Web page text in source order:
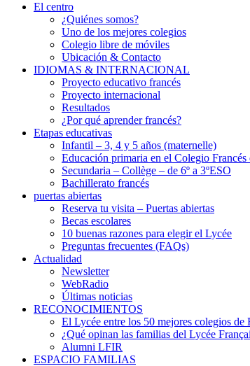
El centro
¿Quiénes somos?
Uno de los mejores colegios
Colegio libre de móviles
Ubicación & Contacto
IDIOMAS & INTERNACIONAL
Proyecto educativo francés
Proyecto internacional
Resultados
¿Por qué aprender francés?
Etapas educativas
Infantil – 3, 4 y 5 años (maternelle)
Educación primaria en el Colegio Francés
Secundaria – Collège – de 6º a 3ºESO
Bachillerato francés
puertas abiertas
Reserva tu visita – Puertas abiertas
Becas escolares
10 buenas razones para elegir el Lycée
Preguntas frecuentes (FAQs)
Actualidad
Newsletter
WebRadio
Últimas noticias
RECONOCIMIENTOS
El Lycée entre los 50 mejores colegios de
¿Qué opinan las familias del Lycée
Alumni LFIR
ESPACIO FAMILIAS